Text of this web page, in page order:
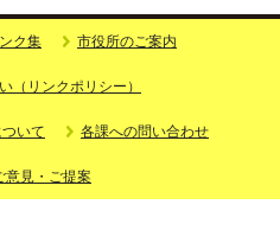
ク集 市役所のご案内
（リンクポリシー）
いて 各課への問い合わせ
意見・ご提案